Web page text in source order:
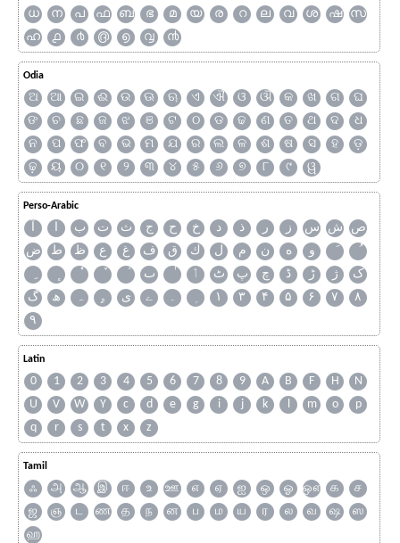
ധ
ന പ ഫ ബ ഭ മ യ ര റ ല വ ശ ഷ
സ
ഹ
൧ ൪ ൫ ൭ ൮ ൯
Odia
ଅ ଆ ଇ ଈ ଉ ଊ ଋ ଏ ଐ ଓ ଔ କ ଖ ଗ
ଘ
ଙ
ଚ ଛ ଜ ଝ ଞ ଟ ଠ ଡ ଢ ଣ ତ ଥ ଦ
ଧ
ନ
ପ ଫ ବ ଭ ମ ଯ ର ଲ ଳ ଶ ଷ ସ ହ
ଡ଼
ଢ଼
ୟ ୦ ୧ ୨ ୩ ୪ ୫ ୬ ୭ ୮ ୯ ୱ
Perso-Arabic
آ ا ب ت ث ج ح خ د ذ ر ز س ش ص
ض
ط ظ ع غ ف ق ك ل م ن ه
و
ٮ
ٲ ٹ پ چ ڈ ڑ ژ
ک
گ
ھ ہ ۄ ی ے ۔ ۱ ۳ ۴ ۵ ۶ ۷
۸
۹
Latin
0 1 2 3 4 5 6 7 8 9 A B F H
N
U
V W Y c d e g i j k l m o
p
q
r s t x z
Tamil
ஃ அ ஆ இ ஈ உ ஊ எ ஏ ஐ ஒ ஓ ஔ க
ச
ஜ
ஞ ட ண த ந ன ப ம ய ர ல வ ஷ
ஸ
ஹ